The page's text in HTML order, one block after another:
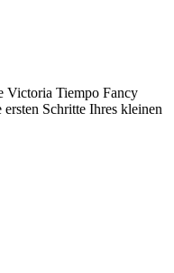
Victoria Tiempo Fancy
Schritte Ihres kleinen